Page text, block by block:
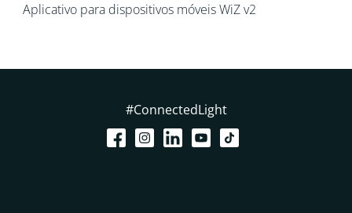
Aplicativo para dispositivos móveis WiZ v2
#ConnectedLight